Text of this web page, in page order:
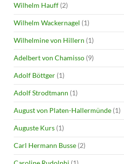
Wilhelm Hauff (2)
Wilhelm Wackernagel (1)
Wilhelmine von Hillern (1)
Adelbert von Chamisso (9)
Adolf Böttger (1)
Adolf Strodtmann (1)
August von Platen-Hallermünde (1)
Auguste Kurs (1)
Carl Hermann Busse (2)